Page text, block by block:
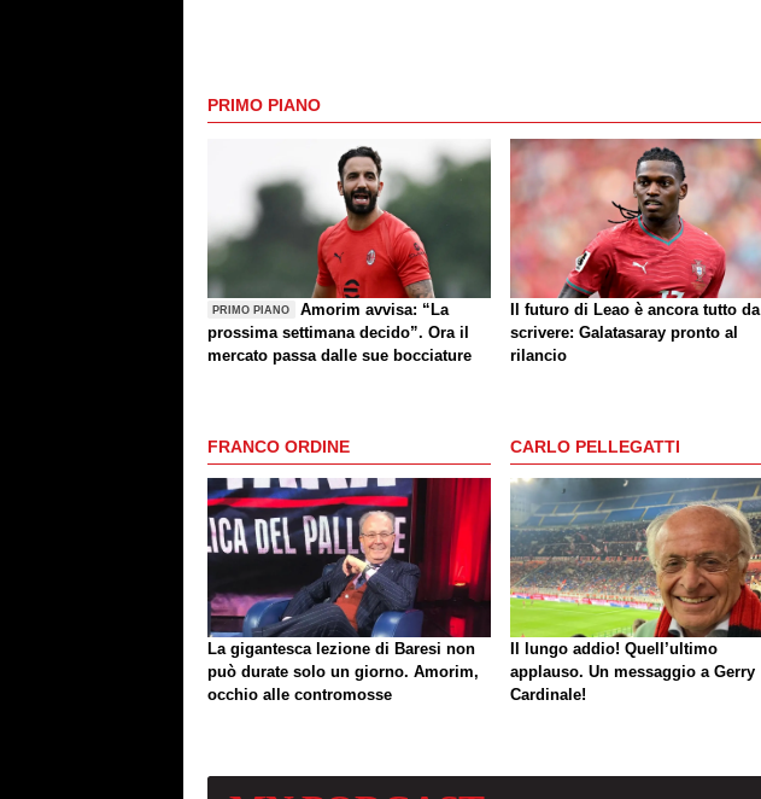
PRIMO PIANO
PRIMO PIANO
Amorim avvisa: “La
prossima settimana decido”. Ora il
mercato passa dalle sue bocciature
Il futuro di Leao è ancora tutto da
scrivere: Galatasaray pronto al
rilancio
FRANCO ORDINE
La gigantesca lezione di Baresi non
può durate solo un giorno. Amorim,
occhio alle contromosse
CARLO PELLEGATTI
Il lungo addio! Quell’ultimo
applauso. Un messaggio a Gerry
Cardinale!